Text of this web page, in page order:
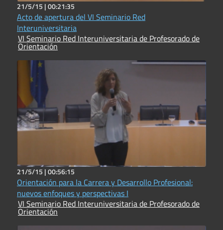
21/5/15 |00:21:35
Acto de apertura del VI Seminario Red
Interuniversitaria
VI Seminario Red Interuniversitaria de Profesorado de
Orientación
21/5/15 |00:56:15
Orientación para la Carrera y Desarrollo Profesional:
nuevos enfoques y perspectivas I
VI Seminario Red Interuniversitaria de Profesorado de
Orientación